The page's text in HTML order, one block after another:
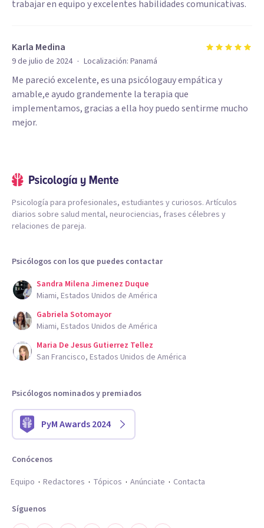
- Organización y Gestión del Tiempo: Eficiencia en la
maximizar la efectividad del tratamiento.
- Capacidad de Escucha Activa: Escuchar atentamente a los
pacientes para entender profundamente sus problemas y
necesidades.
trabajar en equipo y excelentes habilidades comunicativas.
Karla Medina
9 de julio de 2024 · Localización: Panamá
Me pareció excelente, es una psicólogauy empática y
amable,e ayudo grandemente la terapia que
implementamos, gracias a ella hoy puedo sentirme mucho
mejor.
Psicología para profesionales, estudiantes y curiosos. Artículos
diarios sobre salud mental, neurociencias, frases célebres y
relaciones de pareja.
Psicólogos con los que puedes contactar
Sandra Milena Jimenez Duque
Miami, Estados Unidos de América
Gabriela Sotomayor
Miami, Estados Unidos de América
Maria De Jesus Gutierrez Tellez
San Francisco, Estados Unidos de América
Psicólogos nominados y premiados
PyM Awards 2024
Conócenos
Equipo
Redactores Tópicos Anúnciate Contacta
Síguenos